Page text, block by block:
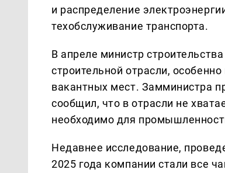
и распределение
техобслуживание транспорта.
В апреле министр
строительной отрасли,
вакантных мест. Замминистра
сообщил, что в отрасли не
необходимо для
Недавнее исследование,
2025 года компании стали все